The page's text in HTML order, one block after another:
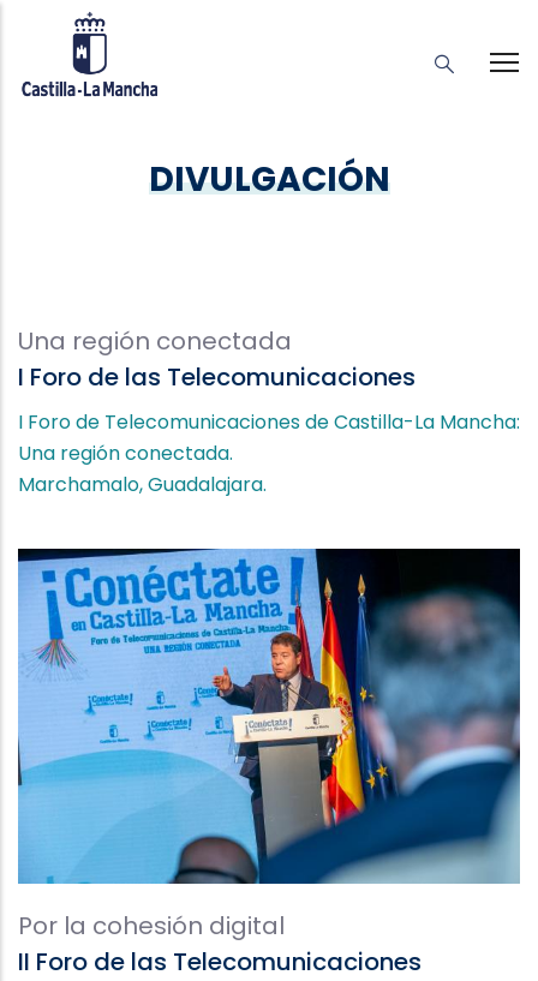
DIVULGACIÓN
Una región conectada
I Foro de las Telecomunicaciones
I Foro de Telecomunicaciones de Castilla-La Mancha:
Una región conectada.
Marchamalo, Guadalajara.
Por la cohesión digital
II Foro de las Telecomunicaciones